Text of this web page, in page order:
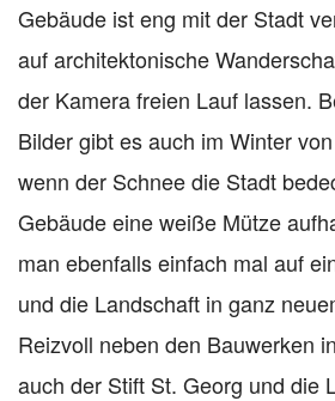
Gebäude ist eng mit der Stadt
auf architektonische
der Kamera freien Lauf lassen.
Bilder gibt es auch im Winter
wenn der Schnee die Stadt
Gebäude eine weiße Mütze
man ebenfalls einfach mal auf
und die Landschaft in ganz
Reizvoll neben den Bauwerken
auch der Stift St. Georg und die